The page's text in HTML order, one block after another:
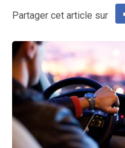
Partager cet article sur